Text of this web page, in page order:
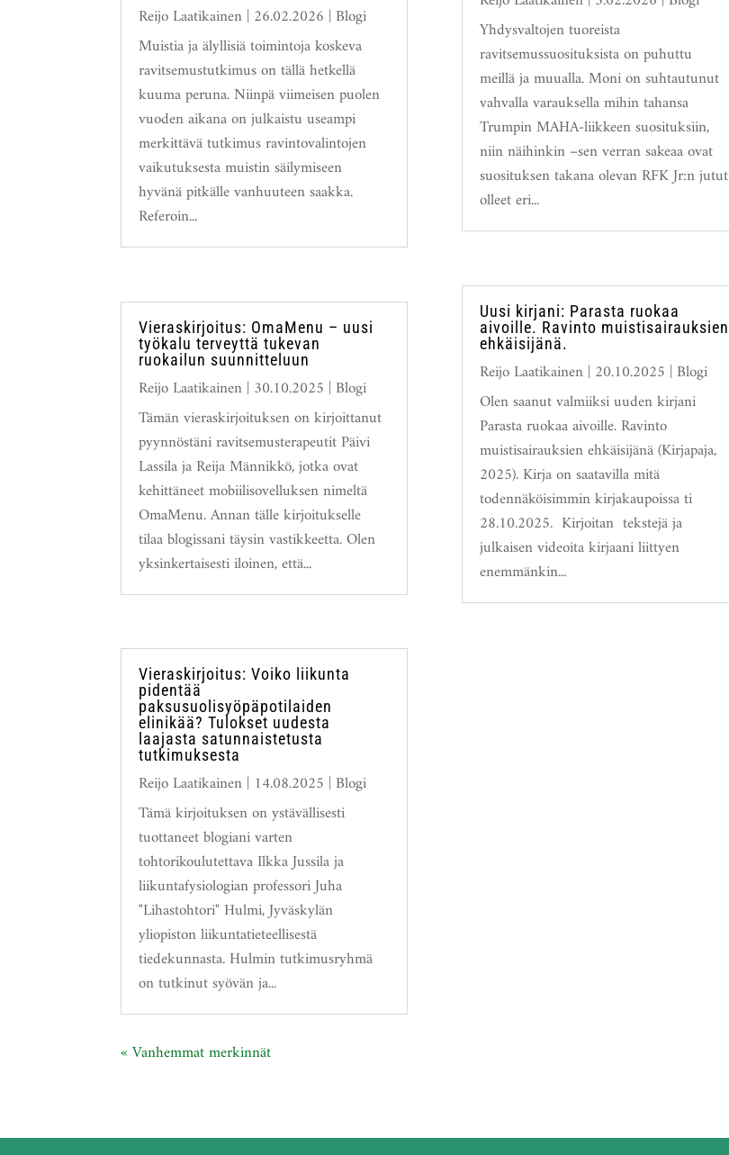
Reijo Laatikainen | 26.02.2026 | Blogi
Muistia ja älyllisiä toimintoja koskeva
ravitsemustutkimus on tällä hetkellä
kuuma peruna. Niinpä viimeisen puolen
vuoden aikana on julkaistu useampi
merkittävä tutkimus ravintovalintojen
vaikutuksesta muistin säilymiseen
hyvänä pitkälle vanhuuteen saakka.
Referoin...
Vieraskirjoitus: OmaMenu – uusi
työkalu terveyttä tukevan
ruokailun suunnitteluun
Reijo Laatikainen | 30.10.2025 | Blogi
Tämän vieraskirjoituksen on kirjoittanut
pyynnöstäni ravitsemusterapeutit Päivi
Lassila ja Reija Männikkö, jotka ovat
kehittäneet mobiilisovelluksen nimeltä
OmaMenu. Annan tälle kirjoitukselle
tilaa blogissani täysin vastikkeetta. Olen
yksinkertaisesti iloinen, että...
Vieraskirjoitus: Voiko liikunta
pidentää
paksusuolisyöpäpotilaiden
elinikää? Tulokset uudesta
laajasta satunnaistetusta
tutkimuksesta
Reijo Laatikainen | 14.08.2025 | Blogi
Tämä kirjoituksen on ystävällisesti
tuottaneet blogiani varten
tohtorikoulutettava Ilkka Jussila ja
liikuntafysiologian professori Juha
"Lihastohtori" Hulmi, Jyväskylän
yliopiston liikuntatieteellisestä
tiedekunnasta. Hulmin tutkimusryhmä
on tutkinut syövän ja...
Yhdysvaltojen tuoreista
ravitsemussuosituksista on puhuttu
meillä ja muualla. Moni on suhtautunut
vahvalla varauksella mihin tahansa
Trumpin MAHA-liikkeen suosituksiin,
niin näihinkin –sen verran sakeaa ovat
suosituksen takana olevan RFK Jr:n jutut
olleet eri...
Uusi kirjani: Parasta ruokaa
aivoille. Ravinto muistisairauksien
ehkäisijänä.
Reijo Laatikainen| 20.10.2025 | Blogi
Olen saanut valmiiksi uuden kirjani
Parasta ruokaa aivoille. Ravinto
muistisairauksien ehkäisijänä (Kirjapaja,
2025). Kirja on saatavilla mitä
todennäköisimmin kirjakaupoissa ti
28.10.2025. Kirjoitan tekstejä ja
julkaisen videoita kirjaani liittyen
enemmänkin...
« Vanhemmat merkinnät